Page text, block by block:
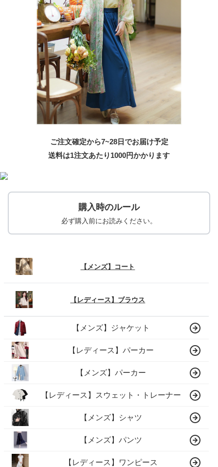
ご注文確定から7~28日でお届け予定
送料は1注文あたり 1000円かかります
購入時のルール
必ず購入前にお読みください。
【メンズ】コート
【レディース】ブラウス
【メンズ】ジャケット
【レディース】パーカー
【メンズ】パーカー
【レディース】スウェット・トレーナー
【メンズ】シャツ
【メンズ】パンツ
【レディース】ワンピース